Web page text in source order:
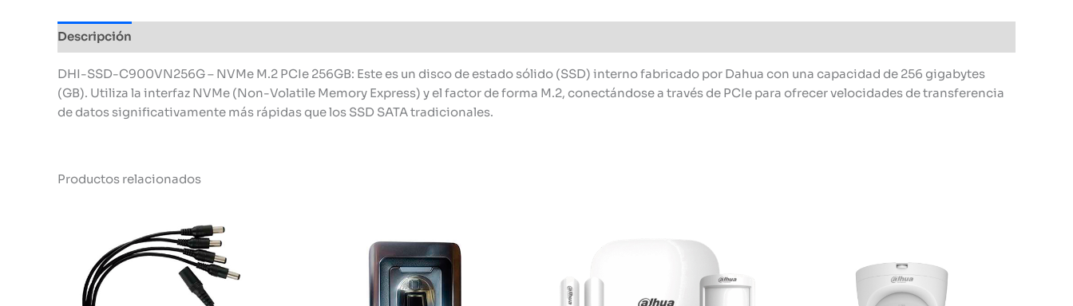
Descripción
DHI-SSD-C900VN256G – NVMe M.2 PCIe 256GB: Este es un disco de estado sólido (SSD) interno fabricado por Dahua con una capacidad de 256 gigabytes
(GB). Utiliza la interfaz NVMe (Non-Volatile Memory Express) y el factor de forma M.2, conectándose a través de PCIe para ofrecer velocidades de transferencia
de datos significativamente más rápidas que los SSD SATA tradicionales.
Productos relacionados